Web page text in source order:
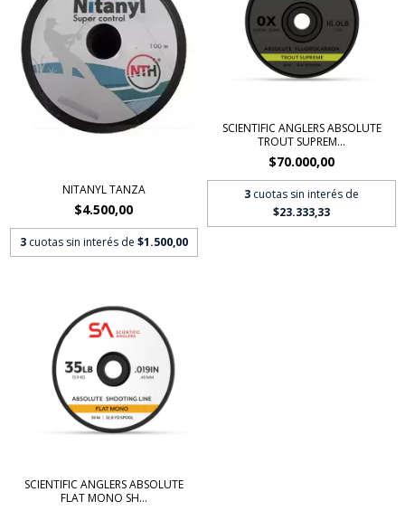
NITANYL TANZA
$4.500,00
3 cuotas sin interés de $1.500,00
SCIENTIFIC ANGLERS ABSOLUTE
TROUT SUPREM...
$70.000,00
3 cuotas sin interés de
$23.333,33
SCIENTIFIC ANGLERS ABSOLUTE
FLAT MONO SH...